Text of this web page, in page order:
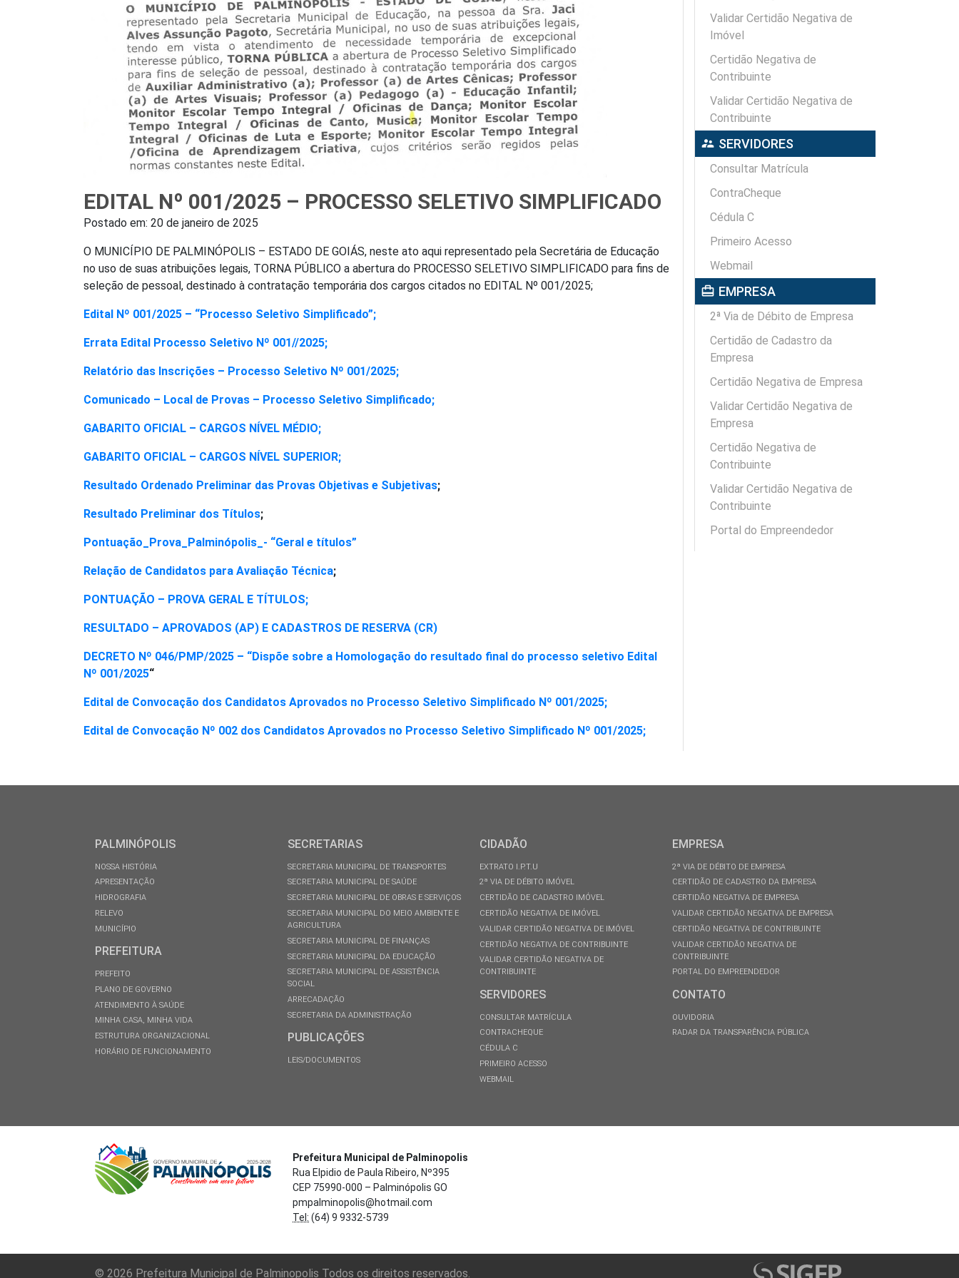
EDITAL Nº 001/2025 – PROCESSO SELETIVO SIMPLIFICADO
Postado em: 20 de janeiro de 2025
O MUNICÍPIO DE PALMINÓPOLIS – ESTADO DE GOIÁS, neste ato aqui representado pela Secretária de Educação
no uso de suas atribuições legais, TORNA PÚBLICO a abertura do PROCESSO SELETIVO SIMPLIFICADO para fins de
seleção de pessoal, destinado à contratação temporária dos cargos citados no EDITAL Nº 001/2025;
Edital Nº 001/2025 – “Processo Seletivo Simplificado”;
Errata Edital Processo Seletivo Nº 001//2025;
Relatório das Inscrições – Processo Seletivo Nº 001/2025;
Comunicado – Local de Provas – Processo Seletivo Simplificado;
GABARITO OFICIAL – CARGOS NÍVEL MÉDIO;
GABARITO OFICIAL – CARGOS NÍVEL SUPERIOR;
Resultado Ordenado Preliminar das Provas Objetivas e Subjetivas;
Resultado Preliminar dos Títulos;
Pontuação_Prova_Palminópolis_- “Geral e títulos”
Relação de Candidatos para Avaliação Técnica;
PONTUAÇÃO – PROVA GERAL E TÍTULOS;
RESULTADO – APROVADOS (AP) E CADASTROS DE RESERVA (CR)
DECRETO Nº 046/PMP/2025 – “Dispõe sobre a Homologação do resultado final do processo seletivo Edital
Nº 001/2025“
Edital de Convocação dos Candidatos Aprovados no Processo Seletivo Simplificado Nº 001/2025;
Edital de Convocação Nº 002 dos Candidatos Aprovados no Processo Seletivo Simplificado Nº 001/2025;
Validar Certidão Negativa de
Imóvel
Certidão Negativa de
Contribuinte
Validar Certidão Negativa de
Contribuinte
supervisor_account SERVIDORES
Consultar Matrícula
ContraCheque
Cédula C
Primeiro Acesso
Webmail
card_travel EMPRESA
2ª Via de Débito de Empresa
Certidão de Cadastro da
Empresa
Certidão Negativa de Empresa
Validar Certidão Negativa de
Empresa
Certidão Negativa de
Contribuinte
Validar Certidão Negativa de
Contribuinte
Portal do Empreendedor
PALMINÓPOLIS
NOSSA HISTÓRIA
APRESENTAÇÃO
HIDROGRAFIA
RELEVO
MUNICÍPIO
PREFEITURA
PREFEITO
PLANO DE GOVERNO
ATENDIMENTO À SAÚDE
MINHA CASA, MINHA VIDA
ESTRUTURA ORGANIZACIONAL
HORÁRIO DE FUNCIONAMENTO
SECRETARIAS
SECRETARIA MUNICIPAL DE TRANSPORTES
SECRETARIA MUNICIPAL DE SAÚDE
SECRETARIA MUNICIPAL DE OBRAS E SERVIÇOS
SECRETARIA MUNICIPAL DO MEIO AMBIENTE E
AGRICULTURA
SECRETARIA MUNICIPAL DE FINANÇAS
SECRETARIA MUNICIPAL DA EDUCAÇÃO
SECRETARIA MUNICIPAL DE ASSISTÊNCIA
SOCIAL
ARRECADAÇÃO
SECRETARIA DA ADMINISTRAÇÃO
PUBLICAÇÕES
LEIS/DOCUMENTOS
CIDADÃO
EXTRATO I.P.T.U
2ª VIA DE DÉBITO IMÓVEL
CERTIDÃO DE CADASTRO IMÓVEL
CERTIDÃO NEGATIVA DE IMÓVEL
VALIDAR CERTIDÃO NEGATIVA DE IMÓVEL
CERTIDÃO NEGATIVA DE CONTRIBUINTE
VALIDAR CERTIDÃO NEGATIVA DE
CONTRIBUINTE
SERVIDORES
CONSULTAR MATRÍCULA
CONTRACHEQUE
CÉDULA C
PRIMEIRO ACESSO
WEBMAIL
EMPRESA
2ª VIA DE DÉBITO DE EMPRESA
CERTIDÃO DE CADASTRO DA EMPRESA
CERTIDÃO NEGATIVA DE EMPRESA
VALIDAR CERTIDÃO NEGATIVA DE EMPRESA
CERTIDÃO NEGATIVA DE CONTRIBUINTE
VALIDAR CERTIDÃO NEGATIVA DE
CONTRIBUINTE
PORTAL DO EMPREENDEDOR
CONTATO
OUVIDORIA
RADAR DA TRANSPARÊNCIA PÚBLICA
Prefeitura Municipal de Palminopolis
Rua Elpidio de Paula Ribeiro, Nº395
CEP 75990-000 – Palminópolis GO
pmpalminopolis@hotmail.com
Tel: (64) 9 9332-5739
© 2026 Prefeitura Municipal de Palminopolis Todos os direitos reservados.